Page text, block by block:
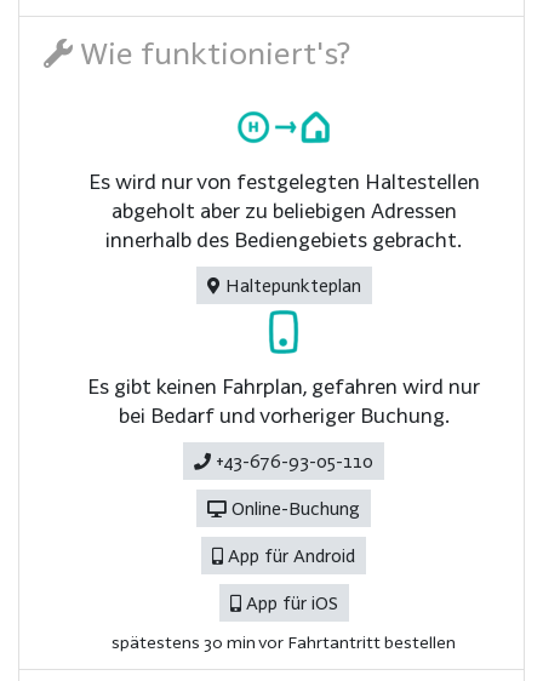
Wie funktioniert's?
Es wird nur von festgelegten Haltestellen
abgeholt aber zu beliebigen Adressen
innerhalb des Bediengebiets gebracht.
Haltepunkteplan
Es gibt keinen Fahrplan, gefahren wird nur
bei Bedarf und vorheriger Buchung.
+43-676-93-05-110
Online-Buchung
App für Android
App für iOS
spätestens 30 min vor Fahrtantritt bestellen